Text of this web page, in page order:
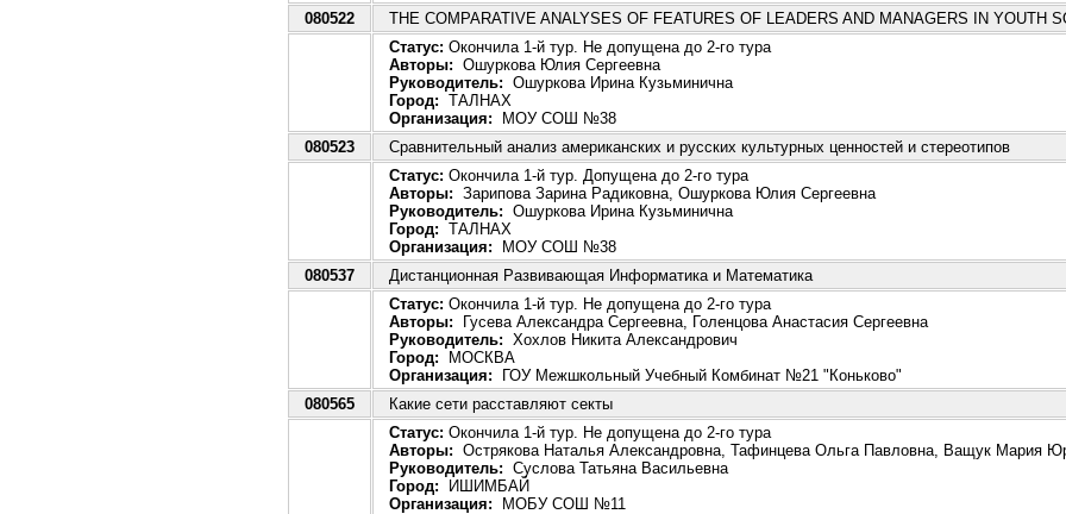
080522
THE COMPARATIVE ANALYSES OF FEATURES OF LEADERS AND MANAGERS IN YOUTH
Статус: Окончила 1-й тур. Не допущена до 2-го тура
Авторы: Ошуркова Юлия Сергеевна
Руководитель: Ошуркова Ирина Кузьминична
Город: ТАЛНАХ
Организация: МОУ СОШ №38
080523
Сравнительный анализ американских и русских культурных ценностей и стереотипов
Статус: Окончила 1-й тур. Допущена до 2-го тура
Авторы: Зарипова Зарина Радиковна, Ошуркова Юлия Сергеевна
Руководитель: Ошуркова Ирина Кузьминична
Город: ТАЛНАХ
Организация: МОУ СОШ №38
080537
Дистанционная Развивающая Информатика и Математика
Статус: Окончила 1-й тур. Не допущена до 2-го тура
Авторы: Гусева Александра Сергеевна, Голенцова Анастасия Сергеевна
Руководитель: Хохлов Никита Александрович
Город: МОСКВА
Организация: ГОУ Межшкольный Учебный Комбинат №21 "Коньково"
080565
Какие сети расставляют секты
Статус: Окончила 1-й тур. Не допущена до 2-го тура
Авторы: Острякова Наталья Александровна, Тафинцева Ольга Павловна, Ващук Мария
Руководитель: Суслова Татьяна Васильевна
Город: ИШИМБАЙ
Организация: МОБУ СОШ №11